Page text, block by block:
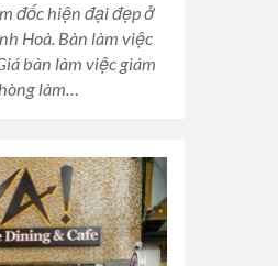
đốc hiện đại đẹp ở
Hoà. Bàn làm việc
bàn làm việc giám
làm…